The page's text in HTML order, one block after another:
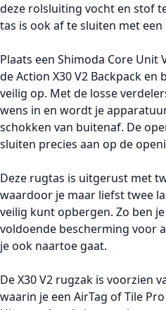
deze rolsluiting vocht en stof
tas is ook af te sluiten met een
Plaats een Shimoda Core Unit
de Action X30 V2 Backpack
veilig op. Met de losse
wens in en wordt je
schokken van buitenaf. De
sluiten precies aan op de
Deze rugtas is uitgerust met
waardoor je maar liefst twee
veilig kunt opbergen. Zo ben
voldoende bescherming voor
je ook naartoe gaat.
De X30 V2 rugzak is voorzien
waarin je een AirTag of Tile